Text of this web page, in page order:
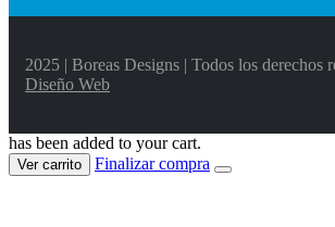
2025 | Boreas Designs | Todos los derechos
Diseño Web
has been added to your cart.
Ver carrito Finalizar compra